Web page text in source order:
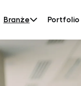
Branże Portfolio